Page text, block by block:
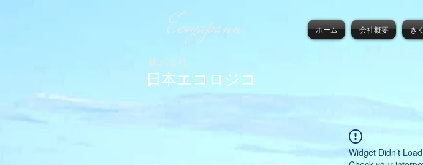
Ecoyapann
株式会社
日本エコロジコ
ホーム 会社概要 き
Widget Didn’t Load